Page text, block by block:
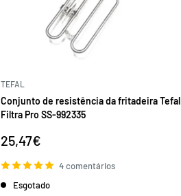
TEFAL
Conjunto de resistência da fritadeira Tefal
Filtra Pro SS-992335
Preço
venda
25,47€
4 comentários
Esgotado